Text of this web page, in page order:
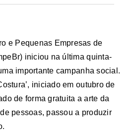
e Pequenas Empresas de
iniciou na última quinta-
importante campanha social.
iniciado em outubro de
de forma gratuita a arte da
pessoas, passou a produzir